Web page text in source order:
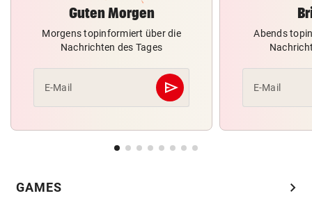
Guten Morgen
Morgens topinformiert über die
Nachrichten des Tages
E-Mail send
Abschicken
Abends
E-Mail
GAMES chevron_right